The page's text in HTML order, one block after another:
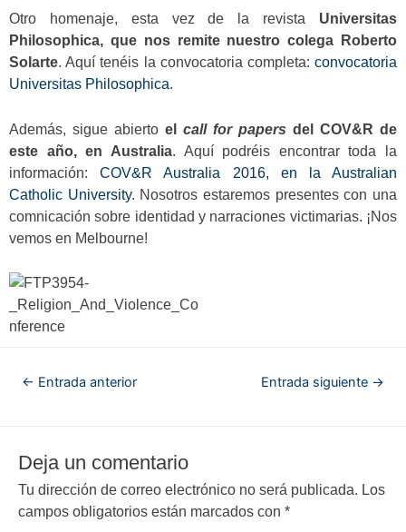
Otro homenaje, esta vez de la revista Universitas
Philosophica, que nos remite nuestro colega Roberto
Solarte. Aquí tenéis la convocatoria completa: convocatoria
Universitas Philosophica.
Además, sigue abierto el call for papers del COV&R de
este año, en Australia. Aquí podréis encontrar toda la
información:COV&R Australia 2016, en la Australian
Catholic University. Nosotros estaremos presentes con una
comnicación sobre identidad y narraciones victimarias. ¡Nos
vemos en Melbourne!
← Entrada anterior Entrada siguiente →
Deja un comentario
Tu dirección de correo electrónico no será publicada. Los
campos obligatorios están marcados con *